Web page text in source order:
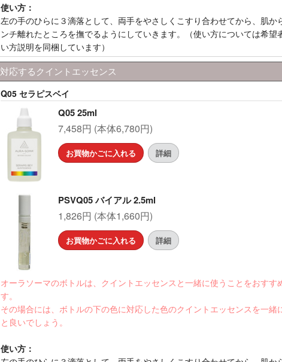
使い方：
左の手のひらに３滴落として、両手をやさしくこすり合わせてから、肌か
ンチ離れたところを撫でるようにしていきます。（使い方については希望
い方説明を同梱しています）
対応するクイントエッセンス
Q05 セラピスベイ
Q05 25ml
7,458円 (本体6,780円)
お買物かごに入れる 詳細
PSVQ05 バイアル 2.5ml
1,826円 (本体1,660円)
お買物かごに入れる 詳細
オーラソーマのボトルは、クイントエッセンスと一緒に使うことをおすす
す。
その場合には、ボトルの下の色に対応した色のクイントエッセンスを一緒
と良いでしょう。
使い方：